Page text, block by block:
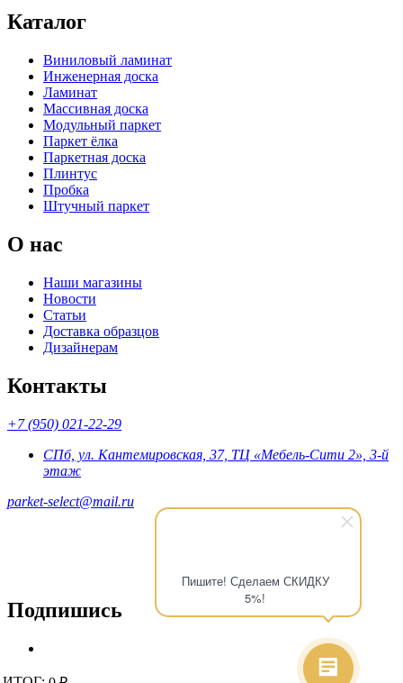
Пишите! Сделаем СКИДКУ
5%!
Каталог
Виниловый ламинат
Инженерная доска
Ламинат
Массивная доска
Модульный паркет
Паркет ёлка
Паркетная доска
Плинтус
Пробка
Штучный паркет
О нас
Наши магазины
Новости
Статьи
Доставка образцов
Дизайнерам
Контакты
+7 (950) 021-22-29
СПб, ул. Кантемировская, 37, ТЦ «Мебель-Сити 2», 3-й
этаж
parket-select@mail.ru
Подпишись
© 2015 - 2026 «Parket-Select» - магазин напольных покрытий.